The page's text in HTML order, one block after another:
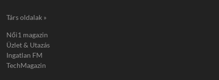
Társ oldalak »
Női1 magazin
Üzlet & Utazás
Ingatlan FM
TechMagazin